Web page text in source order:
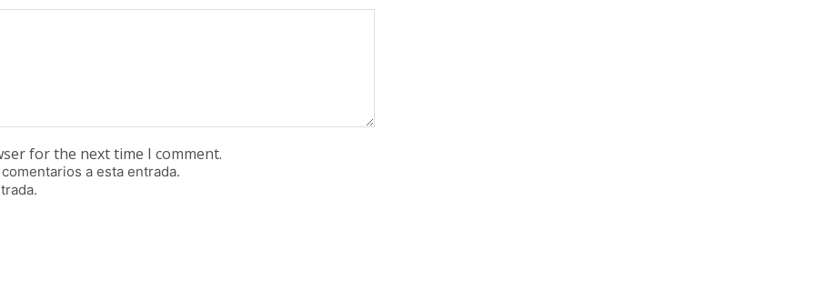
for the next time I comment.
a esta entrada.